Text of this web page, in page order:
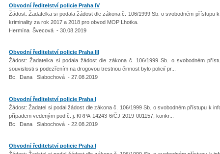
Obvodní ředitelství policie Praha IV
Žádost: Žadatelka si podala žádost dle zákona č. 106/1999 Sb. o svobodném
kriminality za rok 2017 a 2018 pro obvod MOP Lhotka.
Hermína Švecová - 30.08.2019
Obvodní ředitelství policie Praha III
Žádost: Žadatelka si podala žádost dle zákona č. 106/1999 Sb. o svobodném
souvislosti s podezřením na drogovou trestnou činnost bylo policií pr...
Bc. Dana Slabochová - 27.08.2019
Obvodní ředitelství policie Praha I
Žádost: Žadatel si podal žádost dle zákona č. 106/1999 Sb. o svobodném přístupu k
případem vedeným pod č. j. KRPA-14243-6/ČJ-2019-001157, konkr...
Bc. Dana Slabochová - 22.08.2019
Obvodní ředitelství policie Praha I